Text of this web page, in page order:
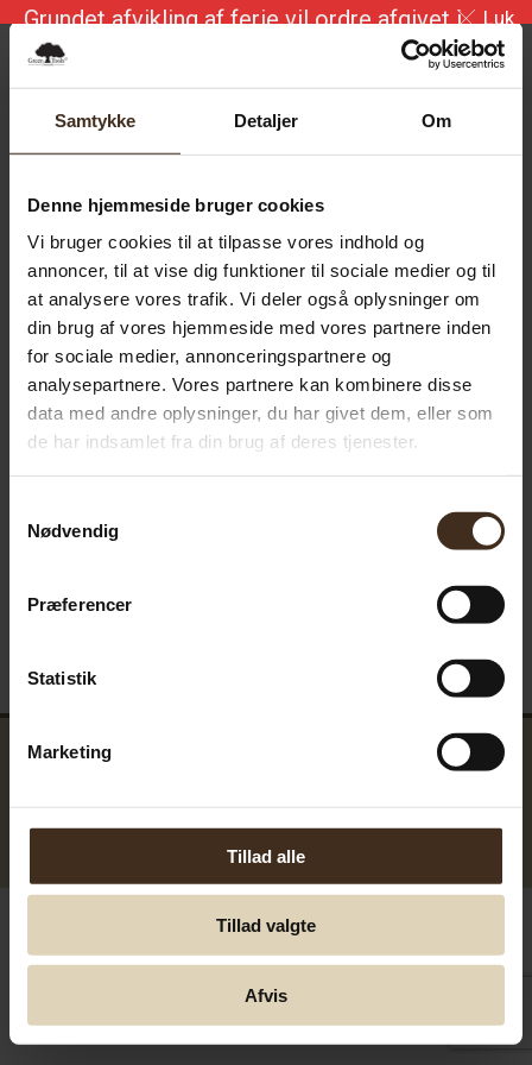
Samtykke Detaljer Om
Denne hjemmeside bruger cookies
Vi bruger cookies til at tilpasse vores indhold og
annoncer, til at vise dig funktioner til sociale medier og til
at analysere vores trafik. Vi deler også oplysninger om
din brug af vores hjemmeside med vores partnere inden
for sociale medier, annonceringspartnere og
analysepartnere. Vores partnere kan kombinere disse
data med andre oplysninger, du har givet dem, eller som
de har indsamlet fra din brug af deres tjenester.
Nødvendig
Præferencer
Statistik
Marketing
Tillad alle
Tillad valgte
Afvis
Luk
Grundet afvikling af ferie vil ordre afgivet i
perioden 7/8 – 16/8 blive ekspederet i uge
34
kr.
GreenTools.dk Denmark
© Greentools.dk 2017. Alle rettigheder forbeholdes.